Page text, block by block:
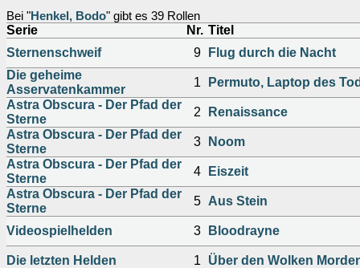
Bei "Henkel, Bodo" gibt es 39 Rollen
Serie Nr. Titel
Sternenschweif
9
Flug durch die Nacht
Die geheime
Asservatenkammer
1
Permuto, Laptop des
Astra Obscura - Der Pfad der
Sterne
2
Renaissance
Astra Obscura - Der Pfad der
Sterne
3
Noom
Astra Obscura - Der Pfad der
Sterne
4
Eiszeit
Astra Obscura - Der Pfad der
Sterne
5 Aus Stein
Videospielhelden 3 Bloodrayne
Die letzten Helden 1 Über den Wolken